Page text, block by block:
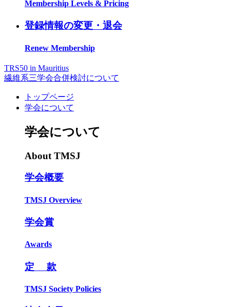
Membership Levels & Pricing
登録情報の変更・退会
Renew Membership
TRS50 in Mauritius
繊維系三学会合併検討について
トップページ
学会について
学会について
About TMSJ
学会概要
TMSJ Overview
学会賞
Awards
定 款
TMSJ Society Policies